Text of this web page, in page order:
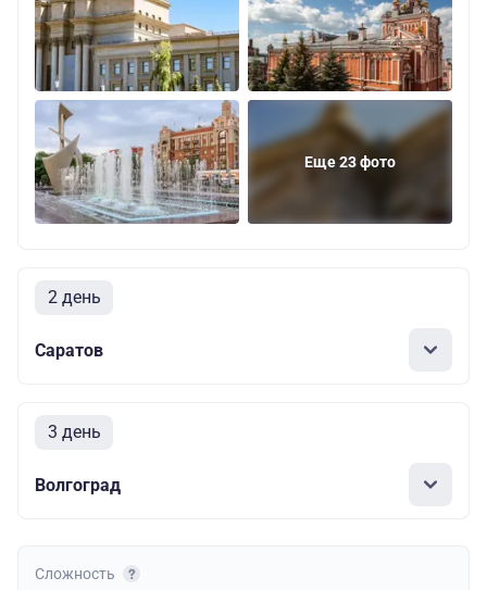
Еще 23 фото
2 день
Саратов
3 день
Волгоград
Сложность